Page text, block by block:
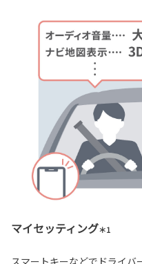
マイセッティング＊1